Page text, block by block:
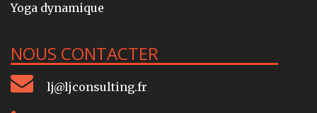
Yoga dynamique
NOUS CONTACTER
lj@ljconsulting.fr